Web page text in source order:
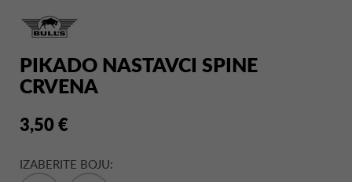
PIKADO NASTAVCI SPINE
CRVENA
3,50 €
IZABERITE BOJU: